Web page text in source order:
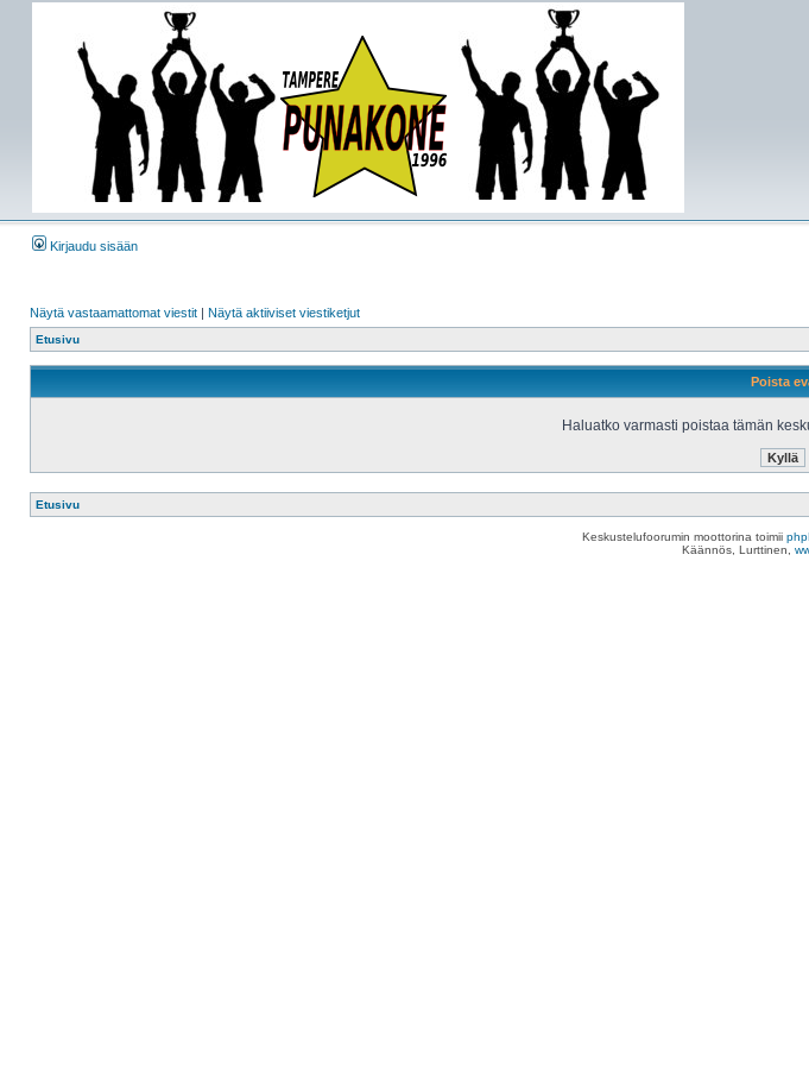
Kirjaudu sisään
Näytä vastaamattomat viestit | Näytä aktiiviset viestiketjut
Etusivu
Poista
Haluatko varmasti poistaa tämän
Etusivu
Keskustelufoorumin moottorina toimii
Käännös, Lurttinen,